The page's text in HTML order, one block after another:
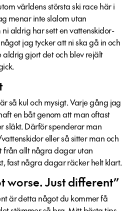
världens största ski race här i
menar inte slalom utan
aldrig har sett en vattenskidor-
jag tycker att ni ska gå in och
aldrig gjort det och blev rejält
så kul och mysigt. Varje gång jag
en båt genom att man oftast
släkt. Därför spenderar man
eller så sitter man och
från allt några dagar utan
fast några dagar räcker helt klart.
worse. Just different”
är detta något du kommer få